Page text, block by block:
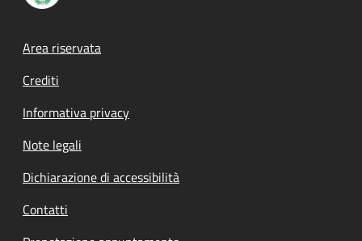
Footer menu
Area riservata
Crediti
Informativa privacy
Note legali
Dichiarazione di accessibilità
Contatti